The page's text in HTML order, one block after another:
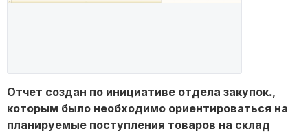
Отчет создан по инициативе отдела закупок.,
которым было необходимо ориентироваться на
планируемые поступления товаров на склад